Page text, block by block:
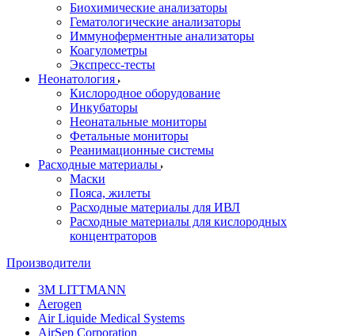
Биохимические анализаторы
Гематологические анализаторы
Иммуноферментные анализаторы
Коагулометры
Экспресс-тесты
Неонатология
Кислородное оборудование
Инкубаторы
Неонатальные мониторы
Фетальные мониторы
Реанимационные системы
Расходные материалы
Маски
Пояса, жилеты
Расходные материалы для ИВЛ
Расходные материалы для кислородных
концентраторов
Производители
3M LITTMANN
Aerogen
Air Liquide Medical Systems
AirSep Corporation